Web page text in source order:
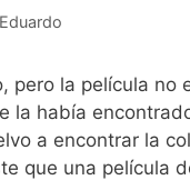
Eduardo
pero la película no
la había
a encontrar la
que una película